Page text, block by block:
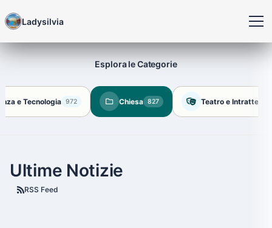
Ladysilvia
Esplora le Categorie
e Tecnologia 972 Chiesa 827 Teatro e
Ultime Notizie
RSS Feed